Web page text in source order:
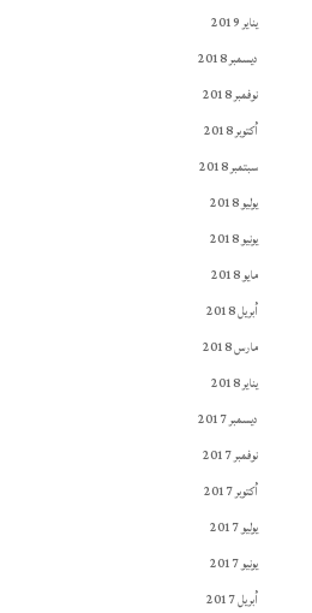
يناير 2019
ديسمبر 2018
نوفمبر 2018
أكتوبر 2018
سبتمبر 2018
يوليو 2018
يونيو 2018
مايو 2018
أبريل 2018
مارس 2018
يناير 2018
ديسمبر 2017
نوفمبر 2017
أكتوبر 2017
يوليو 2017
يونيو 2017
أبريل 2017